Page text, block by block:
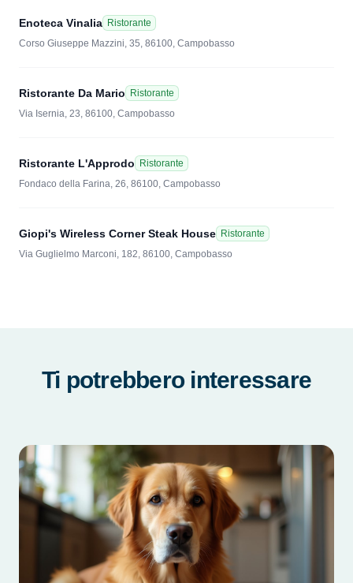
Enoteca Vinalia Ristorante
Corso Giuseppe Mazzini, 35, 86100, Campobasso
Ristorante Da Mario
Ristorante
Via Isernia, 23, 86100, Campobasso
Ristorante L'Approdo
Ristorante
Fondaco della Farina, 26, 86100, Campobasso
Giopi's Wireless Corner Steak House Ristorante
Via Guglielmo Marconi, 182, 86100, Campobasso
Ti potrebbero interessare